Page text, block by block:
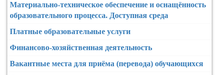
Материально-техническое обеспечение и оснащённость
образовательного процесса. Доступная среда
Платные образовательные услуги
Финансово-хозяйственная деятельность
Вакантные места для приёма (перевода) обучающихся